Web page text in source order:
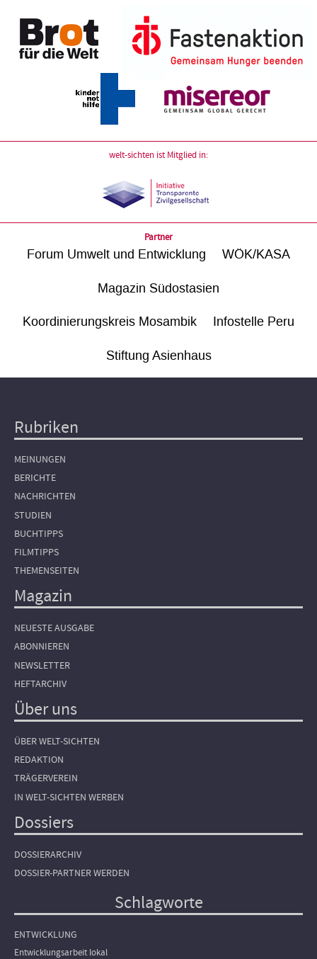
welt-sichten ist Mitglied in:
Partner
Forum Umwelt und Entwicklung WÖK/KASA
Magazin Südostasien
Koordinierungskreis Mosambik Infostelle Peru
Stiftung Asienhaus
Hauptnavigation
Rubriken
MEINUNGEN
BERICHTE
NACHRICHTEN
STUDIEN
BUCHTIPPS
FILMTIPPS
THEMENSEITEN
Magazin
NEUESTE AUSGABE
ABONNIEREN
NEWSLETTER
HEFTARCHIV
Über uns
ÜBER WELT-SICHTEN
REDAKTION
TRÄGERVEREIN
IN WELT-SICHTEN WERBEN
Dossiers
DOSSIERARCHIV
DOSSIER-PARTNER WERDEN
Schlagworte
ENTWICKLUNG
Entwicklungsarbeit lokal